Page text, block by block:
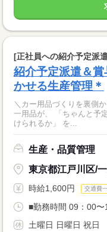
[正社員への紹介予定派
紹介予定派遣＆
かせる生産管理＊
＼カー用品づくりを裏側から支えるお
一用品が、 「ちゃんと予
けられるか」 を...
生産・品質管理
東京都江戸川区/
時給1,600円 交通費
■勤務時間 09：00〜
土曜日 日曜日 祝日